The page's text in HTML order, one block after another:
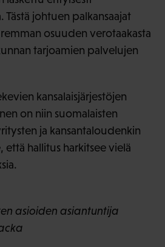
Tästä johtuen palkansaajat
osuuden verotaakasta
tarjoamien palvelujen
kansalaisjärjestöjen
on niin suomalaisten
ja kansantaloudenkin
että hallitus harkitsee vielä
asioiden asiantuntija